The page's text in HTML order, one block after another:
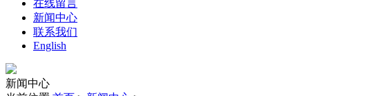
在线留言
新闻中心
联系我们
English
新闻中心